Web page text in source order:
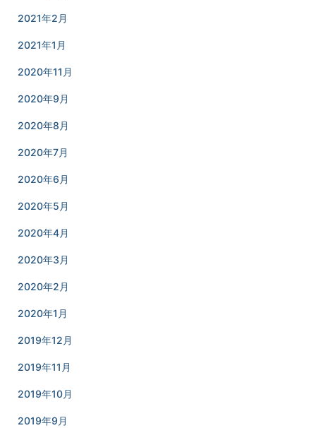
2021年2月
2021年1月
2020年11月
2020年9月
2020年8月
2020年7月
2020年6月
2020年5月
2020年4月
2020年3月
2020年2月
2020年1月
2019年12月
2019年11月
2019年10月
2019年9月